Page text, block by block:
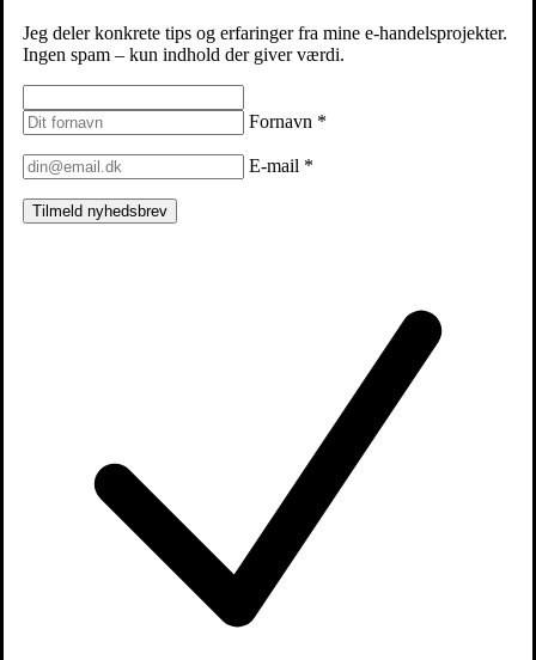
Jeg deler konkrete tips og erfaringer fra mine e-handelsprojekter.
Ingen spam – kun indhold der giver værdi.
Fornavn *
E-mail *
Tilmeld nyhedsbrev